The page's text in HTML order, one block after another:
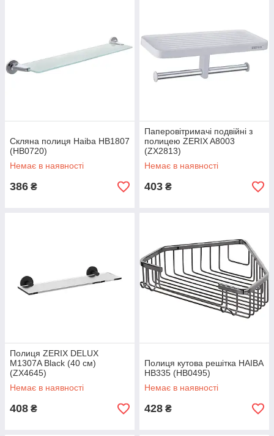
Скляна полиця Haiba HB1807
(HB0720)
Немає в наявності
386 ₴
Паперовітримачі подвійні з
полицею ZERIX A8003
(ZX2813)
Немає в наявності
403 ₴
Полиця ZERIX DELUX
M1307A Black (40 см)
(ZX4645)
Немає в наявності
408 ₴
Полиця кутова решітка HAIBA
HB335 (HB0495)
Немає в наявності
428 ₴